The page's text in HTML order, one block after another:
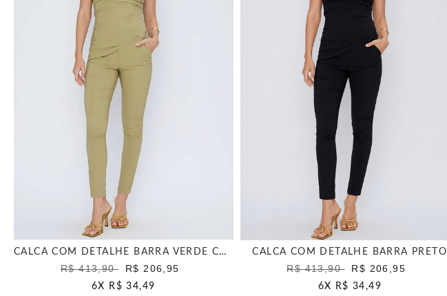
CALCA COM DETALHE BARRA VERDE CANA
R$ 413,90 R$ 206,95
6X R$ 34,49
CALCA COM DETALHE BARRA PRETO
R$ 413,90 R$ 206,95
6X R$ 34,49